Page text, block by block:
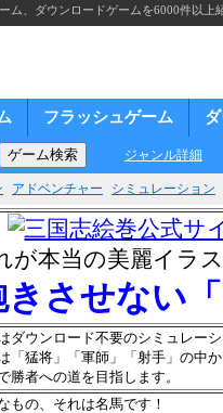
ム、ダウンロードゲームを6000件以上
フラッシュゲーム
ジャンル詳細
アドベンチャー シミュレーション
が本当の美麗イラ
させない
ダウンロード不要のシミュレー
「猛将」「軍師」「射手」の中
勝者への道を目指します。
もの、それは名馬です！